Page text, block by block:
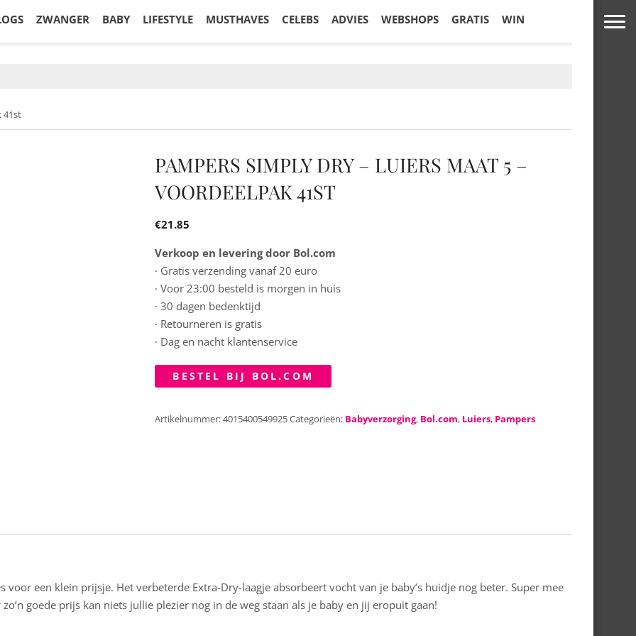
ZWANGER BABY LIFESTYLE MUSTHAVES CELEBS ADVIES WEBSHOPS GRATIS WIN
41st
PAMPERS SIMPLY DRY – LUIERS MAAT 5 –
VOORDEELPAK 41ST
€21.85
Verkoop en levering door Bol.com
· Gratis verzending vanaf 20 euro
· Voor 23:00 besteld is morgen in huis
· 30 dagen bedenktijd
· Retourneren is gratis
· Dag en nacht klantenservice
BESTEL BIJ BOL.COM
Artikelnummer:4015400549925Categorieën: Babyverzorging, Bol.com, Luiers, Pampers
een klein prijsje. Het verbeterde Extra-Dry-laagje absorbeert vocht van je baby’s huidje nog beter. Super mee
goede prijs kan niets jullie plezier nog in de weg staan als je baby en jij eropuit gaan!